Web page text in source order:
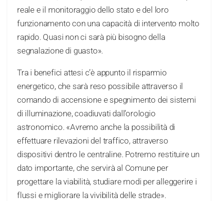
reale e il monitoraggio dello stato e del loro
funzionamento con una capacità di intervento molto
rapido. Quasi non ci sarà più bisogno della
segnalazione di guasto».
Tra i benefici attesi c’è appunto il risparmio
energetico, che sarà reso possibile attraverso il
comando di accensione e spegnimento dei sistemi
di illuminazione, coadiuvati dall’orologio
astronomico. «Avremo anche la possibilità di
effettuare rilevazioni del traffico, attraverso
dispositivi dentro le centraline. Potremo restituire un
dato importante, che servirà al Comune per
progettare la viabilità, studiare modi per alleggerire i
flussi e migliorare la vivibilità delle strade».